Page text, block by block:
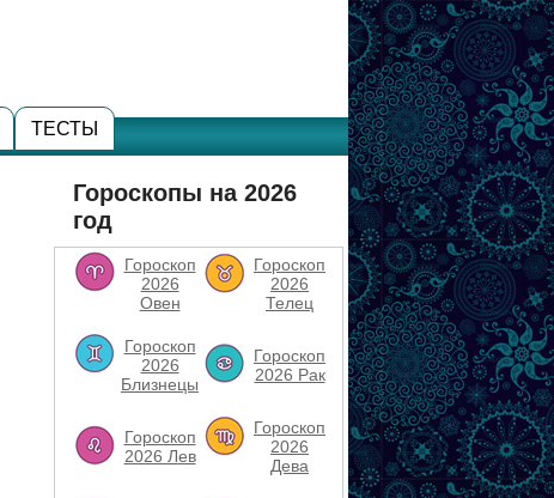
ТЕСТЫ
Гороскопы на 2026
год
Гороскоп
2026
Овен
Гороскоп
2026
Телец
Гороскоп
2026
Близнецы
Гороскоп
2026 Рак
Гороскоп
2026 Лев
Гороскоп
2026
Дева